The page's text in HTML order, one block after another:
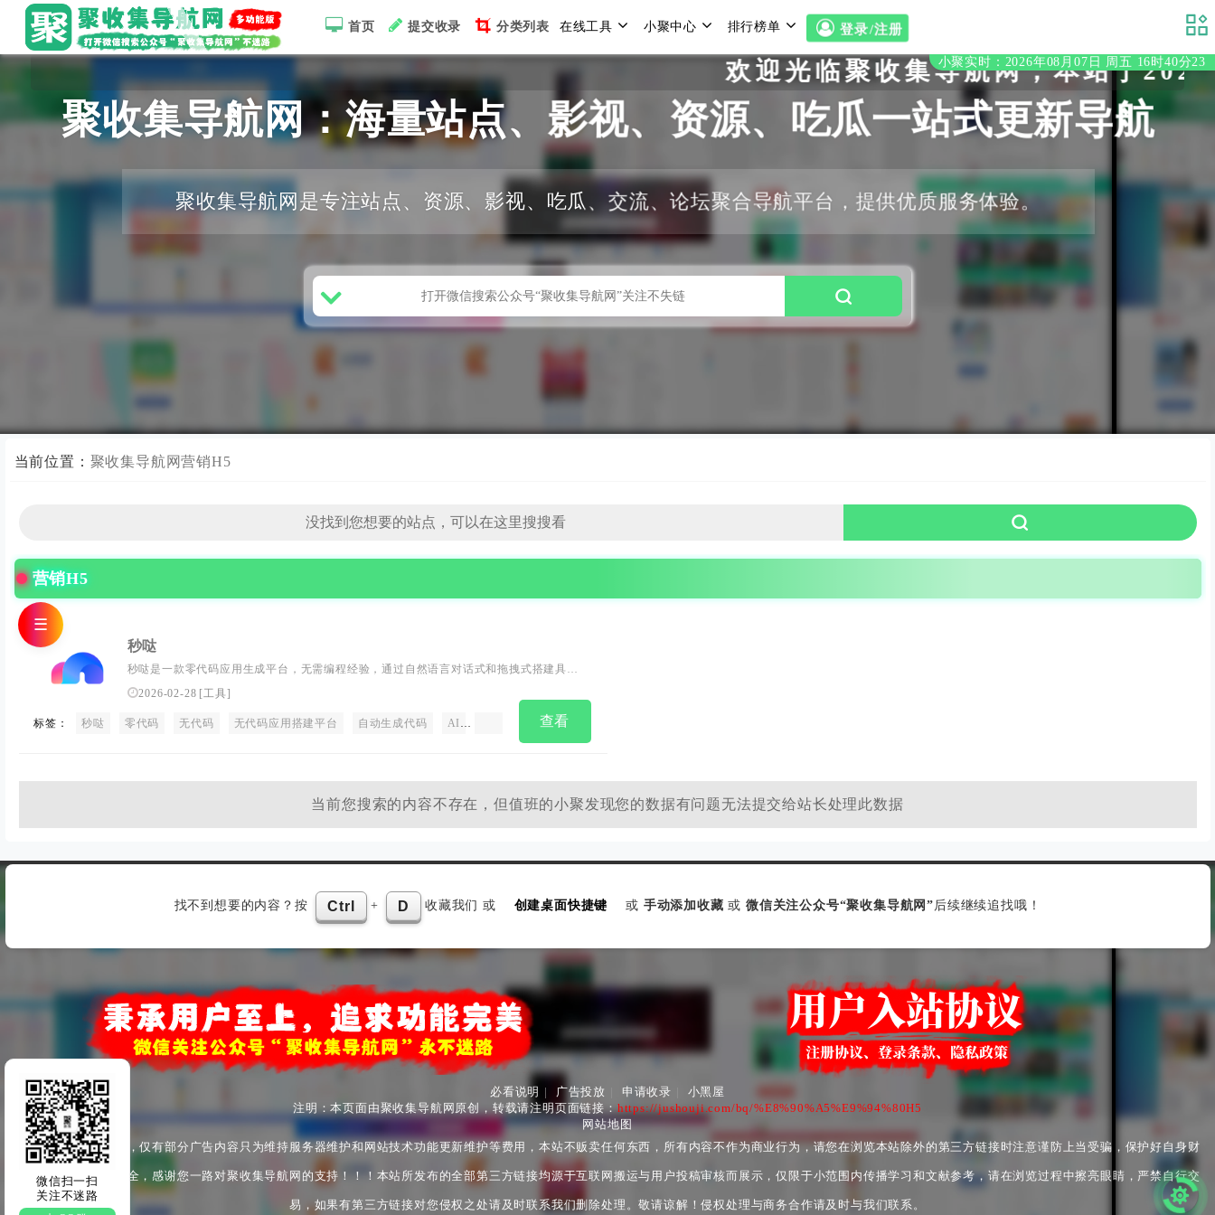
首页 提交收录 分类列表 在线工具 小聚中心 排行榜单 登录/注册
小聚实时：2026年08月07日 周五 16时40分24
欢迎光临聚收集导航网，本站于2020年
聚收集导航网：海量站点、影视、资源、吃瓜一站式更新导航
聚收集导航网是专注站点、资源、影视、吃瓜、交流、论坛聚合导航平台，提供优质服务体验。
当前位置： 聚收集导航网营销H5
营销H5
秒哒
秒哒是一款零代码应用生成平台，无需编程经验，通过自然语言对话式和拖拽式搭建具有
完整前后端的应用，一句话生成各类应用，支持生成网站、小程序、H5、小游戏、小工
具、轻应用等，提供海量免费模版，24小时在线agent团队，0成本极速上线，无需运维，
一人即团队，让每个人都具备程序员能力。
2026-02-28 [工具]
标签： 秒哒 零代码 无代码 无代码应用搭建平台 自动生成代码 AI MCP扩展
查看
当前您搜索的内容不存在，但值班的小聚发现您的数据有问题无法提交给站长处理此数据
微信扫一扫
关注不迷路
☰
找不到想要的内容？按 Ctrl + D 收藏我们 或 创建桌面快捷键 或 手动添加收藏 或 微信关注公众号“聚收集导航网” 后续继续追找哦！
必看说明 | 广告投放 申请收录
小黑屋
注明：本页面由聚收集导航网原创，转载请注明页面链接：https://jushouji.com/bq/%E8%90%A5%E9%94%80H5
网站地图
本站为非盈利性站点，仅有部分广告内容只为维持服务器维护和网站技术功能更新维护等费用，本站不贩卖任何东西，所有内容不作为商业行为，请您在浏览本站除外的第三方链接时注意谨防上当受骗，保护好自身财
产安全与身心健康安全，感谢您一路对聚收集导航网的支持！！！本站所发布的全部第三方链接均源于互联网搬运与用户投稿审核而展示，仅限于小范围内传播学习和文献参考，请在浏览过程中擦亮眼睛，严禁自行交
易，如果有第三方链接对您侵权之处请及时联系我们删除处理。敬请谅解！侵权处理与商务合作请及时与我们联系。